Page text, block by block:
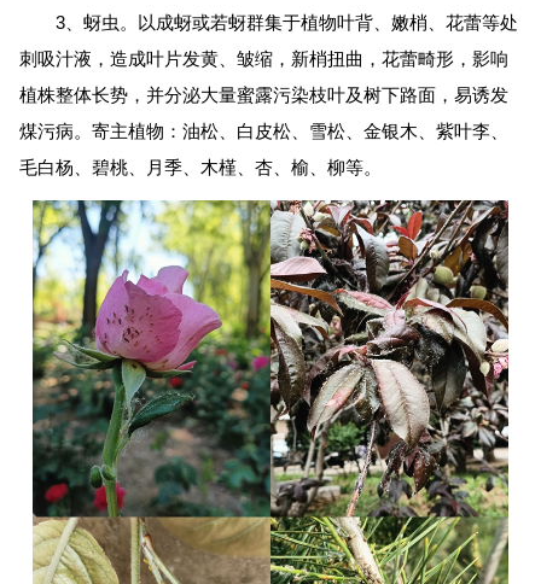
3、蚜虫。以成蚜或若蚜群集于植物叶背、嫩梢、花蕾等处
刺吸汁液，造成叶片发黄、皱缩，新梢扭曲，花蕾畸形，影响
植株整体长势，并分泌大量蜜露污染枝叶及树下路面，易诱发
煤污病。寄主植物：油松、白皮松、雪松、金银木、紫叶李、
毛白杨、碧桃、月季、木槿、杏、榆、柳等。